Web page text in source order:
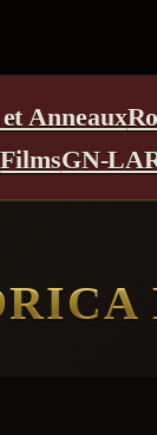
Anneaux
FilmsGN-